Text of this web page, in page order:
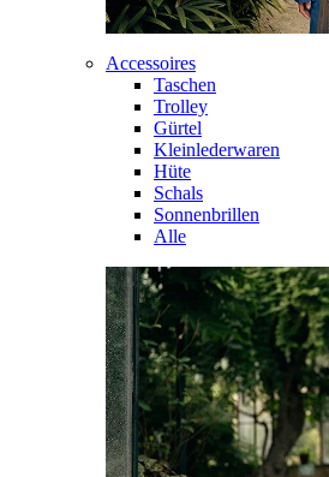
Accessoires
Taschen
Trolley
Gürtel
Kleinlederwaren
Hüte
Schals
Sonnenbrillen
Alle